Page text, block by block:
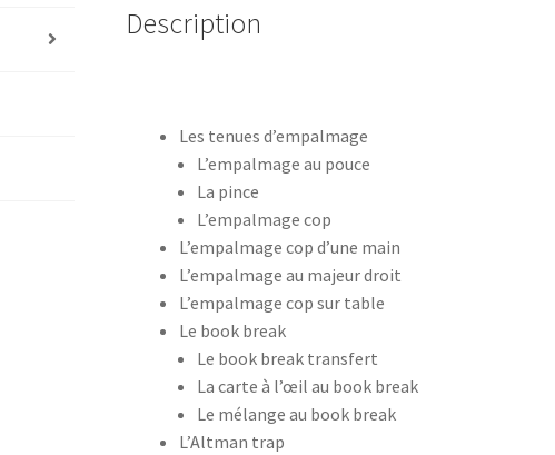
Description
Les tenues d’empalmage
L’empalmage au pouce
La pince
L’empalmage cop
L’empalmage cop d’une main
L’empalmage au majeur droit
L’empalmage cop sur table
Le book break
Le book break transfert
La carte à l’œil au book break
Le mélange au book break
L’Altman trap